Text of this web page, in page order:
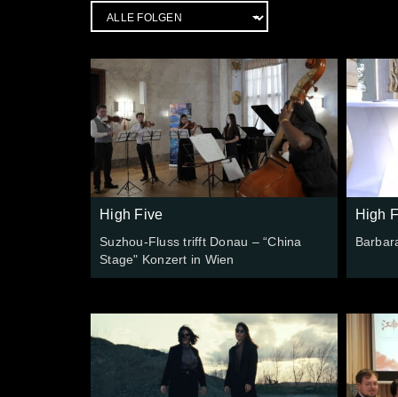
High Five
Suzhou-Fluss trifft Donau – “China
Stage" Konzert in Wien
High